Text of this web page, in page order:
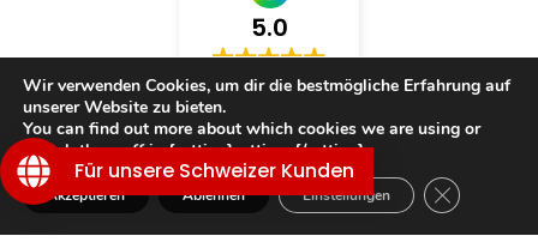
5.0
verifiziert von: Trustindex
TRAUMWELT
Wir verwenden Cookies, um dir die bestmögliche Erfahrung auf
unserer Website zu bieten.
You can find out more about which cookies we are using or
switch them off in {setting]settings{/setting].
Akzeptieren Ablehnen Einstellungen GDPR
Für unsere Schweizer Kunden